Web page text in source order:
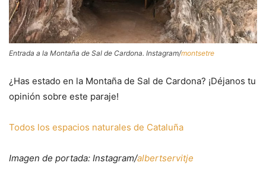
Entrada a la Montaña de Sal de Cardona. Instagram/montsetre
¿Has estado en la Montaña de Sal de Cardona? ¡Déjanos tu
opinión sobre este paraje!
Todos los espacios naturales de Cataluña
Imagen de portada: Instagram/albertservitje